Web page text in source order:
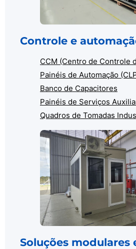
Controle e
CCM (Centro de Controle
Painéis de Automação
Banco de Capacitores
Painéis de Serviços
Quadros de Tomadas
Soluções modulares